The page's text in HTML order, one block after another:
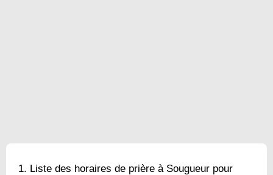
Liste des horaires de prière à Sougueur pour